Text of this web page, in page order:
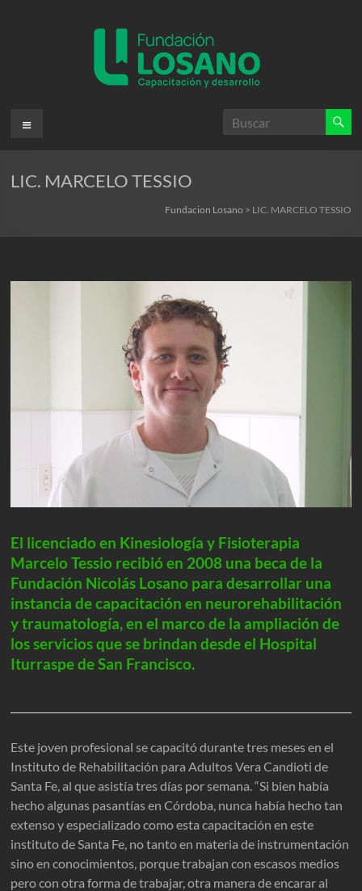
Fundacion
Fundación
para
Menú
LIC. MARCELO TESSIO
Fundacion Losano > LIC. MARCELO TESSIO
El licenciado en Kinesiología y Fisioterapia
Marcelo Tessio recibió en 2008 una beca de la
Fundación Nicolás Losano para desarrollar una
instancia de capacitación en neurorehabilitación
y traumatología, en el marco de la ampliación de
los servicios que se brindan desde el Hospital
Iturraspe de San Francisco.
Este joven profesional se capacitó durante tres meses en el
Instituto de Rehabilitación para Adultos Vera Candioti de
Santa Fe, al que asistía tres días por semana. “Si bien había
hecho algunas pasantías en Córdoba, nunca había hecho tan
extenso y especializado como esta capacitación en este
instituto de Santa Fe, no tanto en materia de instrumentación
sino en conocimientos, porque trabajan con escasos medios
pero con otra forma de trabajar, otra manera de encarar al